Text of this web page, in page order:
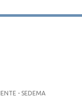
- SEDEMA